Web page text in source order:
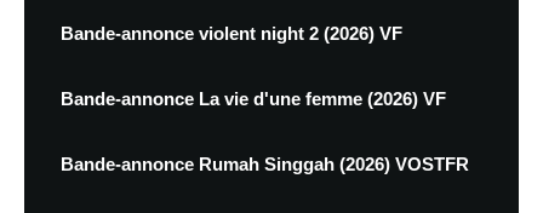
Bande-annonce violent night 2 (2026) VF
Bande-annonce La vie d'une femme (2026) VF
Bande-annonce Rumah Singgah (2026) VOSTFR